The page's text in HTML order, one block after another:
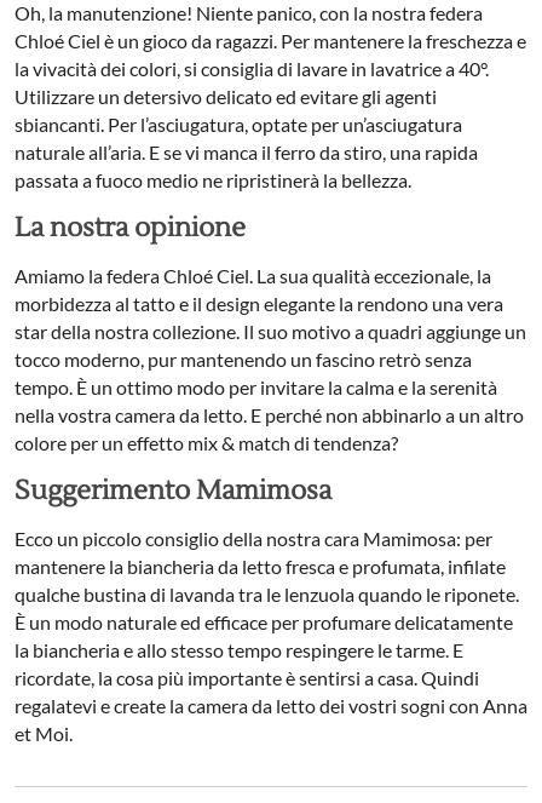
Oh, la manutenzione! Niente panico, con la nostra federa
Chloé Ciel è un gioco da ragazzi. Per mantenere la freschezza e
la vivacità dei colori, si consiglia di lavare in lavatrice a 40°.
Utilizzare un detersivo delicato ed evitare gli agenti
sbiancanti. Per l’asciugatura, optate per un’asciugatura
naturale all’aria. E se vi manca il ferro da stiro, una rapida
passata a fuoco medio ne ripristinerà la bellezza.
La nostra opinione
Amiamo la federa Chloé Ciel. La sua qualità eccezionale, la
morbidezza al tatto e il design elegante la rendono una vera
star della nostra collezione. Il suo motivo a quadri aggiunge un
tocco moderno, pur mantenendo un fascino retrò senza
tempo. È un ottimo modo per invitare la calma e la serenità
nella vostra camera da letto. E perché non abbinarlo a un altro
colore per un effetto mix & match di tendenza?
Suggerimento Mamimosa
Ecco un piccolo consiglio della nostra cara Mamimosa: per
mantenere la biancheria da letto fresca e profumata, infilate
qualche bustina di lavanda tra le lenzuola quando le riponete.
È un modo naturale ed efficace per profumare delicatamente
la biancheria e allo stesso tempo respingere le tarme. E
ricordate, la cosa più importante è sentirsi a casa. Quindi
regalatevi e create la camera da letto dei vostri sogni con Anna
et Moi.